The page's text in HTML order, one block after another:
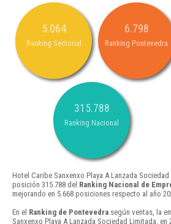
5.064
Ranking Sectorial
6.798
Ranking Pontevedra
315.788
Ranking Nacional
Hotel Caribe Sanxenxo Playa A Lanzada
posición 315.788 del Ranking Nacional de
mejorando en 5.668 posiciones respecto al año
En el Ranking de Pontevedra según ventas, la
Sanxenxo Playa A Lanzada Sociedad Limitada.